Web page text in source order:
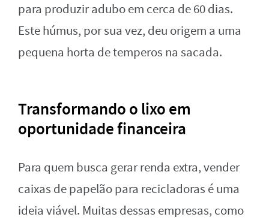
para produzir adubo em cerca de 60 dias.
Este húmus, por sua vez, deu origem a uma
pequena horta de temperos na sacada.
Transformando o lixo em
oportunidade financeira
Para quem busca gerar renda extra, vender
caixas de papelão para recicladoras é uma
ideia viável. Muitas dessas empresas, como